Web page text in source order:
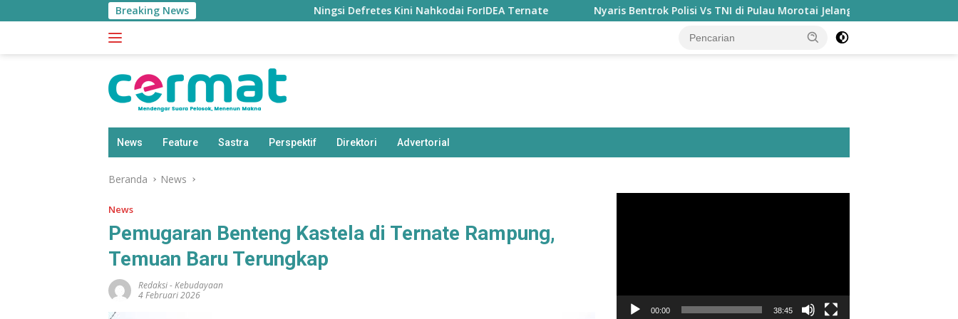
ke
Breaking News Ningsi Defretes Kini Nahkodai ForIDEA Ternate Nyaris Bentrok Polisi Vs TNI di Pulau Morotai Jelang HUT Kemerdekaan, Ada Apa?
News Feature Sastra Perspektif Direktori Advertorial
Beranda News
News
Pemugaran Benteng Kastela di Ternate Rampung,
Temuan Baru Terungkap
Redaksi-Kebudayaan
4 Februari 2026
00:00 38:45